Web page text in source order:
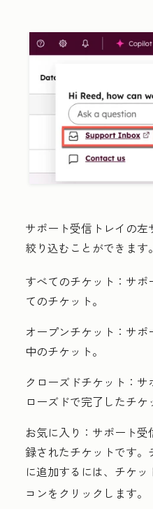
サポート受信トレイの
絞り込むことができます。
すべてのチケット： サポ
てのチケット。
オープンチケット： サポ
中のチケット。
クローズドチケット： サ
ローズドで完了したチケ
お気に入り： サポート受
録されたチケットです。
に追加するには、チケッ
コンをクリックします。